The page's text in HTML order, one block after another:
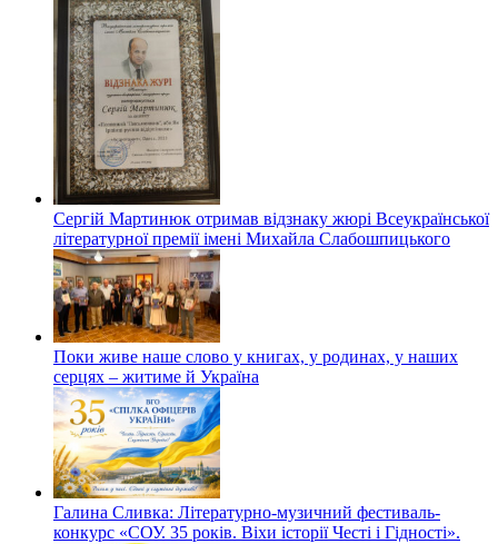
Сергій Мартинюк отримав відзнаку жюрі Всеукраїнської
літературної премії імені Михайла Слабошпицького
Поки живе наше слово у книгах, у родинах, у наших
серцях – житиме й Україна
Галина Сливка: Літературно-музичний фестиваль-
конкурс «СОУ. 35 років. Віхи історії Честі і Гідності».